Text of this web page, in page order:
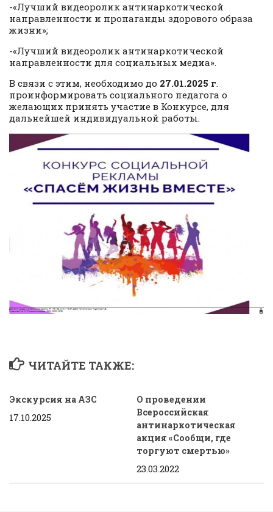
-«Лучший видеоролик антинаркотической
направленности и пропаганды здорового образа
жизни»;
-«Лучший видеоролик антинаркотической
направленности для социальных медиа».
В связи с этим, необходимо до 27.01.2025 г.
проинформировать социального педагога о
желающих принять участие в Конкурсе, для
дальнейшей индивидуальной работы.
ЧИТАЙТЕ ТАКЖЕ:
Экскурсия на АЗС
17.10.2025
О проведении
Всероссийская
антинаркотическая
акция «Сообщи, где
торгуют смертью»
23.03.2022